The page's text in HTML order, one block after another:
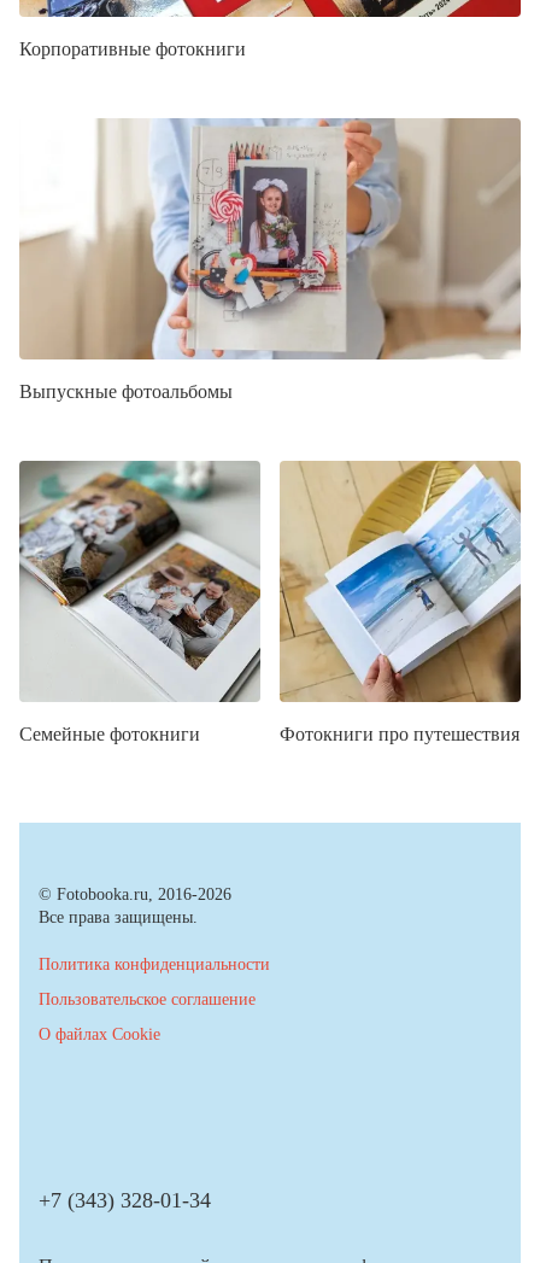
Корпоративные фотокниги
Выпускные фотоальбомы
Семейные фотокниги Фотокниги про путешествия
© Fotobooka.ru, 2016-2026
Все права защищены.
Политика конфиденциальности
Пользовательское соглашение
О файлах Cookie
+7 (343) 328-01-34